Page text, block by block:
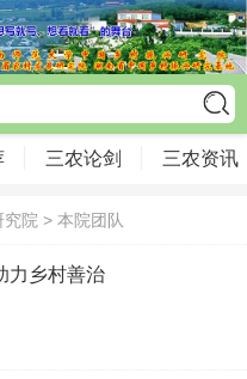
三农论剑 三农资讯
究院 > 本院团队
力乡村善治